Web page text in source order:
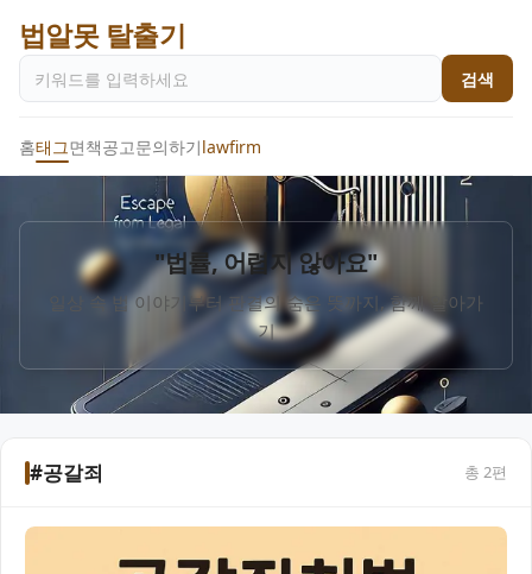
법알못 탈출기
검색
홈태그면책공고문의하기lawfirm
"법률, 어렵지 않아요"
일상 속 법 이야기부터 판결의 숨은 뜻까지, 함께 알아가
기
#공갈죄 총 2편